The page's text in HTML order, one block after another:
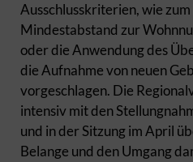
Ausschlusskriterien, wie
Mindestabstand zur
oder die Anwendung des
die Aufnahme von neuen
vorgeschlagen. Die
intensiv mit den
und in der Sitzung im April
Belange und den Umgang